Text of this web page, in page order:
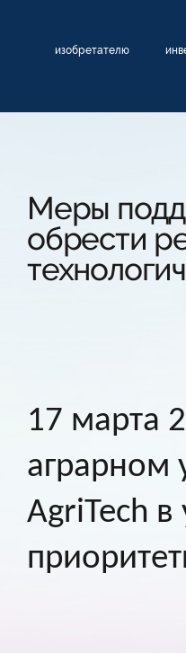
изобретателю
Меры
обрести
17 марта
аграрном
AgriTech